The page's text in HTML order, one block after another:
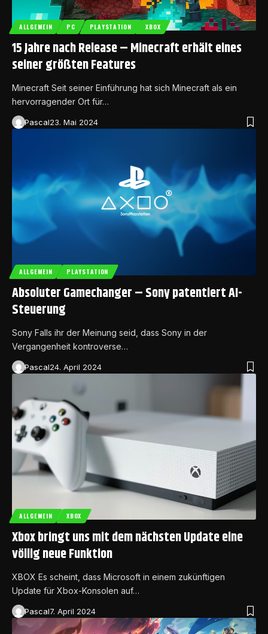
ALLGEMEIN PC PLAYSTATION XBOX
15 Jahre nach Release – Minecraft erhält eines
seiner größten Features
Minecraft Seit seiner Einführung hat sich Minecraft als ein
hervorragender Ort für…
Pascal23. Mai 2024
ALLGEMEIN PLAYSTATION
Absoluter Gamechanger – Sony patentiert AI-
Steuerung
Sony Falls ihr der Meinung seid, dass Sony in der
Vergangenheit kontroverse…
Pascal24. April 2024
ALLGEMEIN XBOX
Xbox bringt uns mit dem nächsten Update eine
völlig neue Funktion
XBOX Es scheint, dass Microsoft in einem zukünftigen
Update für Xbox-Konsolen auf…
Pascal7. April 2024